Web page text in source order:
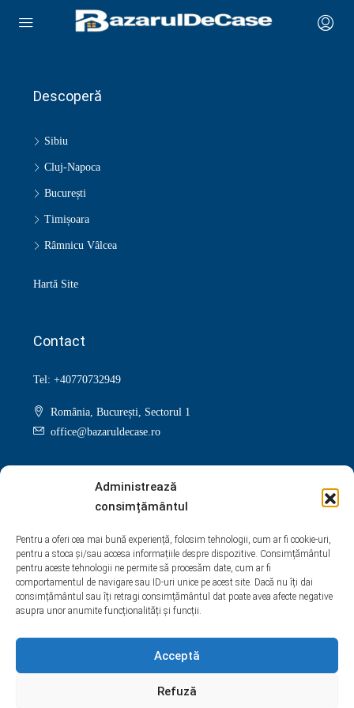
Administrează
consimțământul
Pentru a oferi cea mai bună experiență, folosim tehnologii, cum ar fi cookie-uri,
pentru a stoca și/sau accesa informațiile despre dispozitive. Consimțământul
pentru aceste tehnologii ne permite să procesăm date, cum ar fi
comportamentul de navigare sau ID-uri unice pe acest site. Dacă nu îți dai
consimțământul sau îți retragi consimțământul dat poate avea afecte negative
asupra unor anumite funcționalități și funcții.
Acceptă
Refuză
Descoperă
Sibiu
Cluj-Napoca
București
Timișoara
Râmnicu Vâlcea
Hartă Site
Contact
Tel: +40770732949
România, București, Sectorul 1
office@bazaruldecase.ro
Facebook Instagram Linkedin
Google + Youtube Pinterest Yelp
WhatsApp